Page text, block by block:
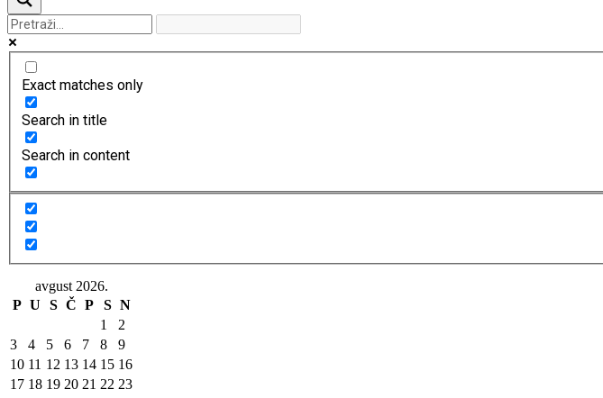
Exact matches only
Search in title
Search in content
avgust 2026.
P U S Č P S N
1
2
3
4 5 6 7 8
9
10 11 12 13 14 15 16
17 18 19 20 21 22 23